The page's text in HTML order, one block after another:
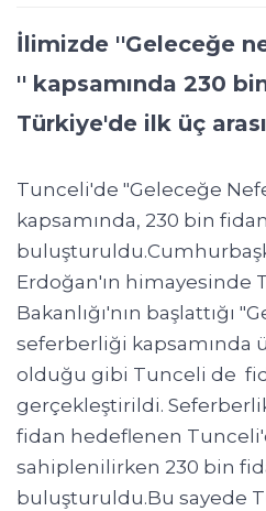
İlimizde ''Geleceğe
'' kapsamında 230
Türkiye'de ilk üç
Tunceli'de "Geleceğe
kapsamında, 230 bin
Erdoğan'ın himayesinde
Bakanlığı'nın başlattığı
seferberliği kapsamında
olduğu gibi Tunceli de
gerçekleştirildi.
fidan hedeflenen
sahiplenilirken 230 bin
buluşturuldu.Bu sayede